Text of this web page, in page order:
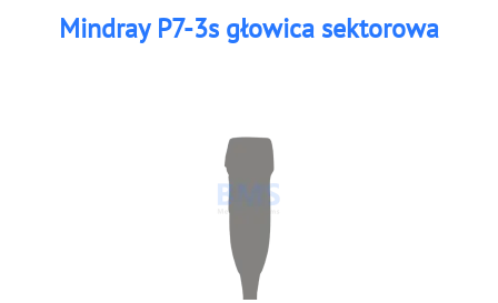
Mindray P7-3s głowica sektorowa